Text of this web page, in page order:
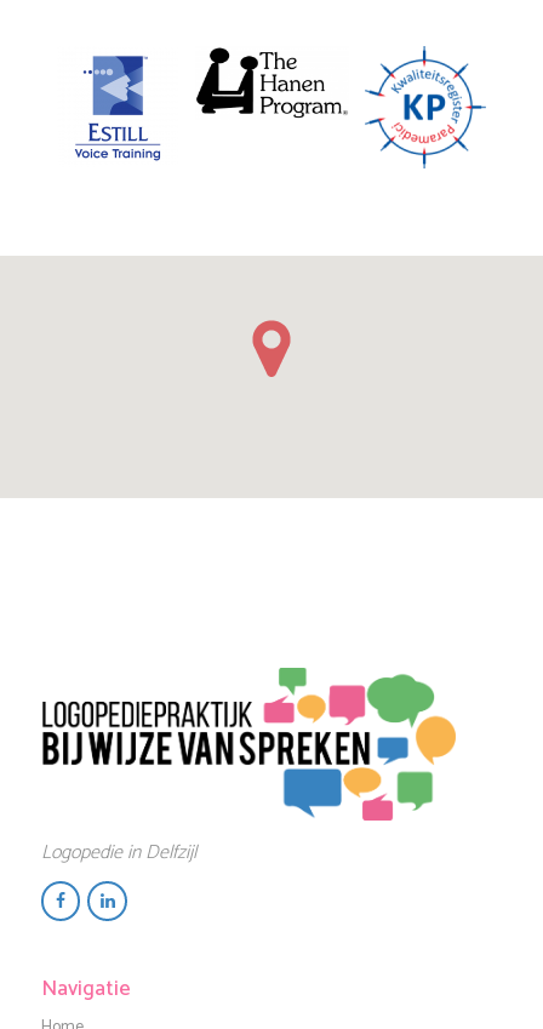
Logopedie in Delfzijl
Navigatie